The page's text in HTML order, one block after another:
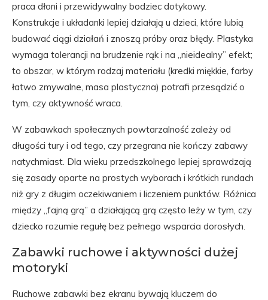
praca dłoni i przewidywalny bodziec dotykowy.
Konstrukcje i układanki lepiej działają u dzieci, które lubią
budować ciągi działań i znoszą próby oraz błędy. Plastyka
wymaga tolerancji na brudzenie rąk i na „nieidealny” efekt;
to obszar, w którym rodzaj materiału (kredki miękkie, farby
łatwo zmywalne, masa plastyczna) potrafi przesądzić o
tym, czy aktywność wraca.
W zabawkach społecznych powtarzalność zależy od
długości tury i od tego, czy przegrana nie kończy zabawy
natychmiast. Dla wieku przedszkolnego lepiej sprawdzają
się zasady oparte na prostych wyborach i krótkich rundach
niż gry z długim oczekiwaniem i liczeniem punktów. Różnica
między „fajną grą” a działającą grą często leży w tym, czy
dziecko rozumie regułę bez pełnego wsparcia dorosłych.
Zabawki ruchowe i aktywności dużej
motoryki
Ruchowe zabawki bez ekranu bywają kluczem do